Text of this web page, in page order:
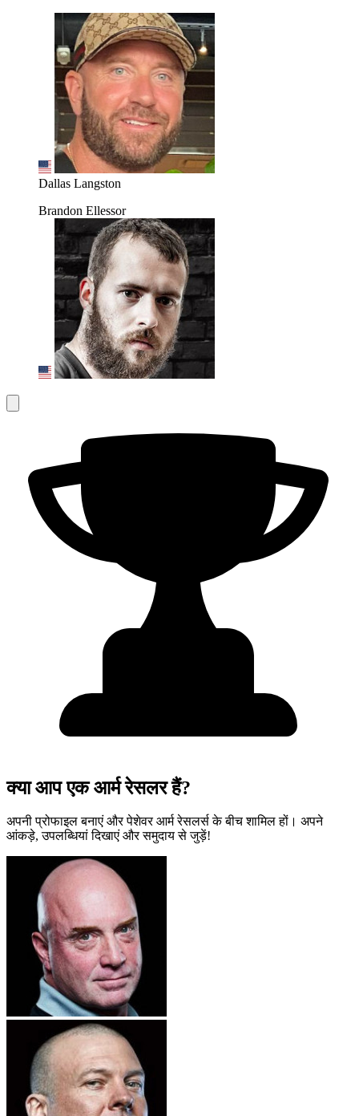
Dallas Langston
Brandon Ellessor
क्या आप एक आर्म रेसलर हैं?
अपनी प्रोफाइल बनाएं और पेशेवर आर्म रेसलर्स के बीच शामिल हों। अपने
आंकड़े, उपलब्धियां दिखाएं और समुदाय से जुड़ें!